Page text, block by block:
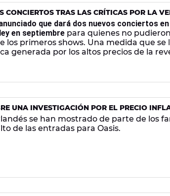
CONCIERTOS TRAS LAS CRÍTICAS POR LA
que dará dos nuevos conciertos
en septiembre para quienes no pudieron
los primeros shows. Una medida que se
generada por los altos precios de la
UNA INVESTIGACIÓN POR EL PRECIO
se han mostrado de parte de los
de las entradas para Oasis.